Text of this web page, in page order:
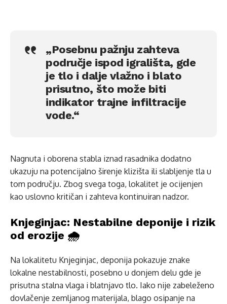
„Posebnu pažnju zahteva
područje ispod igrališta, gde
je tlo i dalje vlažno i blato
prisutno, što može biti
indikator trajne infiltracije
vode.“
Nagnuta i oborena stabla iznad rasadnika dodatno
ukazuju na potencijalno širenje klizišta ili slabljenje tla u
tom području. Zbog svega toga, lokalitet je ocijenjen
kao uslovno kritičan i zahteva kontinuiran nadzor.
Knjeginjac: Nestabilne deponije i rizik
od erozije 🌧️
Na lokalitetu Knjeginjac, deponija pokazuje znake
lokalne nestabilnosti, posebno u donjem delu gde je
prisutna stalna vlaga i blatnjavo tlo. Iako nije zabeleženo
dovlačenje zemljanog materijala, blago osipanje na